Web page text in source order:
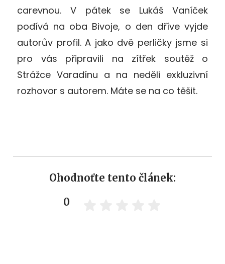
carevnou. V pátek se Lukáš Vaníček
podívá na oba Bivoje, o den dříve vyjde
autorův profil. A jako dvě perličky jsme si
pro vás připravili na zítřek soutěž o
Strážce Varadínu a na neděli exkluzivní
rozhovor s autorem. Máte se na co těšit.
Ohodnoťte tento článek:
0